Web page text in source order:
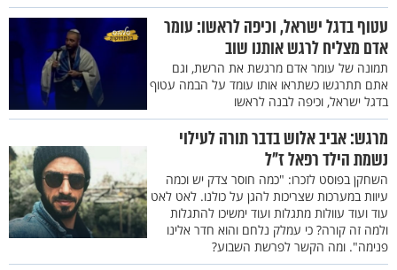
עטוף בדגל ישראל, וכיפה לראשו: עומר
אדם מצליח לרגש אותנו שוב
תמונה של עומר אדם מרגשת את הרשת, וגם
אתם תתרגשו כשתראו אותו עומד על הבמה עטוף
בדגל ישראל, וכיפה לבנה לראשו
מרגש: אביב אלוש בדבר תורה לעילוי
נשמת הילד רפאל ז"ל
השחקן בפוסט לזכרו: "כמה חוסר צדק יש וכמה
עיוות במערכות שצריכות להגן על כולנו. לאט לאט
עוד ועוד עוולות מתגלות ועוד ימשיכו להתגלות
ולמה זה קורה? כי עמלק נלחם והוא חדר אלינו
פנימה". ומה הקשר לפרשת השבוע?